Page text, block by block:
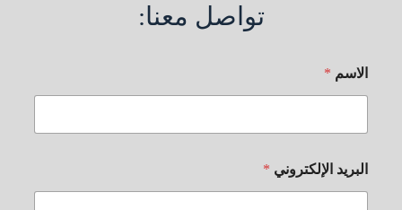
تواصل معنا:
الاسم *
البريد الإلكتروني *